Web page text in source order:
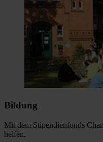
Bildung
Mit dem Stipendienfonds
helfen.